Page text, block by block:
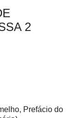
2
Prefácio do